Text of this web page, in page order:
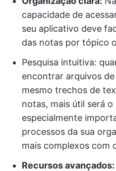
capacidade de
seu aplicativo deve
das notas por tópico
Pesquisa intuitiva:
encontrar arquivos
mesmo trechos de
notas, mais útil será
especialmente
processos da sua
mais complexos com
Recursos avançados: